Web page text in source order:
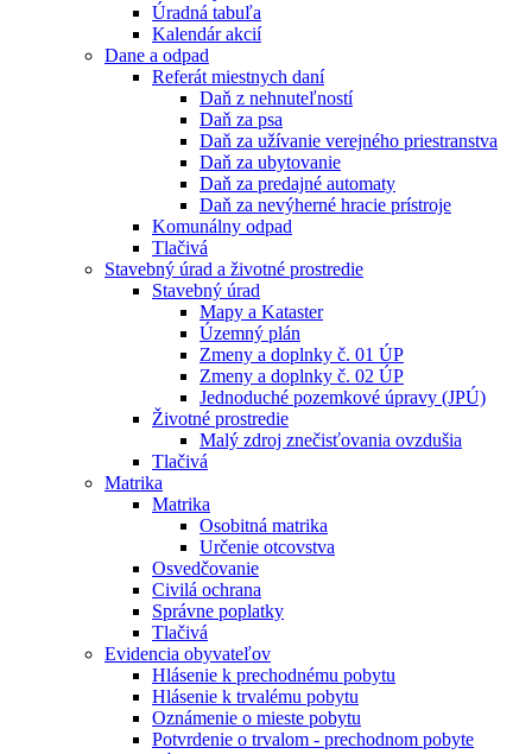
Úradná tabuľa
Kalendár akcií
Dane a odpad
Referát miestnych daní
Daň z nehnuteľností
Daň za psa
Daň za užívanie verejného priestranstva
Daň za ubytovanie
Daň za predajné automaty
Daň za nevýherné hracie prístroje
Komunálny odpad
Tlačivá
Stavebný úrad a životné prostredie
Stavebný úrad
Mapy a Kataster
Územný plán
Zmeny a doplnky č. 01 ÚP
Zmeny a doplnky č. 02 ÚP
Jednoduché pozemkové úpravy (JPÚ)
Životné prostredie
Malý zdroj znečisťovania ovzdušia
Tlačivá
Matrika
Matrika
Osobitná matrika
Určenie otcovstva
Osvedčovanie
Civilá ochrana
Správne poplatky
Tlačivá
Evidencia obyvateľov
Hlásenie k prechodnému pobytu
Hlásenie k trvalému pobytu
Oznámenie o mieste pobytu
Potvrdenie o trvalom - prechodnom pobyte